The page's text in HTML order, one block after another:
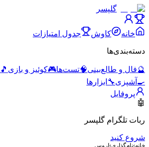
گلپسر
خانه کاوش جدول امتیازات
دسته‌بندی‌ها
🔮فال و طالع‌بینی🧠تست‌ها🎮کوئیز و بازی 🎵
🍳 آشپزی🔧 ابزارها
پروفایل
🤖
ربات تلگرام گلپسر
شروع کنید
خانه›نام‌گذاری› اروس